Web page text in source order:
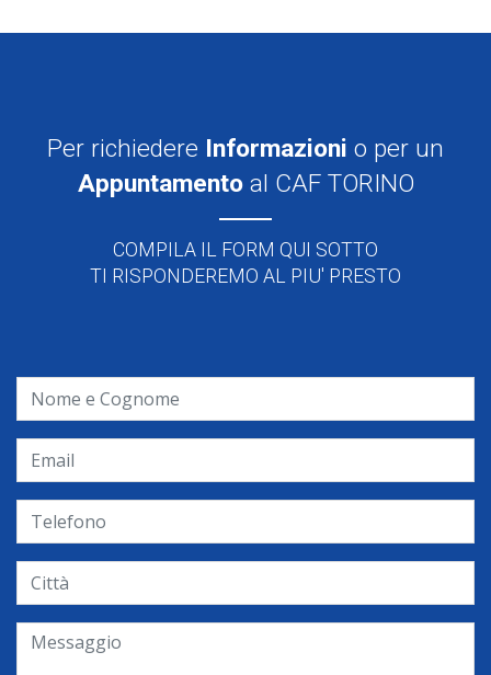
Per richiedere Informazioni o per un
Appuntamento al CAF TORINO
COMPILA IL FORM QUI SOTTO
TI RISPONDEREMO AL PIU' PRESTO